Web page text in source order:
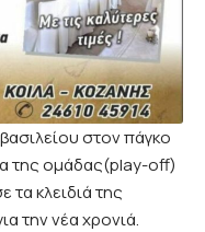
στον πάγκο
της ομάδας(play-off)
κλειδιά της
την νέα χρονιά.